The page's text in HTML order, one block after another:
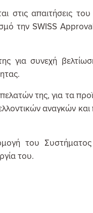
στις απαιτήσεις
την SWISS
για συνεχή
της, για τα
αναγκών
του Συστήματος
του.